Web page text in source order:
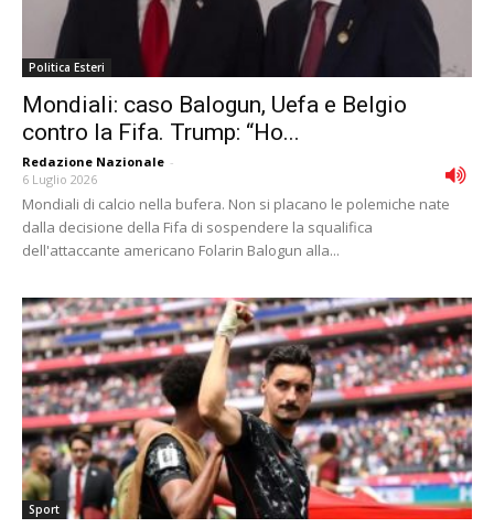
Politica Esteri
Mondiali: caso Balogun, Uefa e Belgio
contro la Fifa. Trump: “Ho...
Redazione Nazionale -
6 Luglio 2026
Mondiali di calcio nella bufera. Non si placano le polemiche nate
dalla decisione della Fifa di sospendere la squalifica
dell'attaccante americano Folarin Balogun alla...
Sport